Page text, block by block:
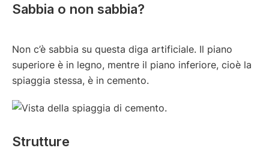
Sabbia o non sabbia?
Non c’è sabbia su questa diga artificiale. Il piano
superiore è in legno, mentre il piano inferiore, cioè la
spiaggia stessa, è in cemento.
Strutture